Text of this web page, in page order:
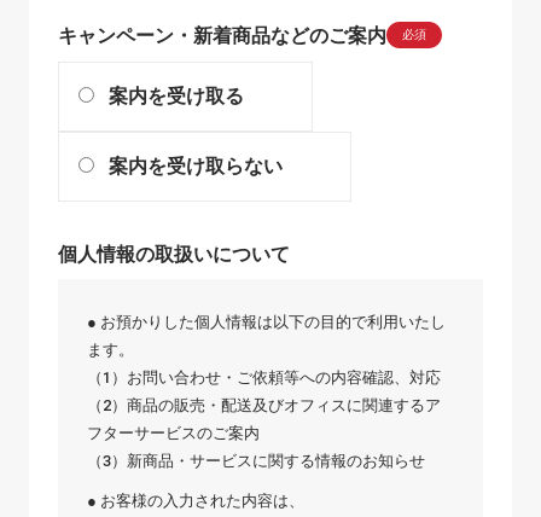
キャンペーン・新着商品などのご案内 必須
案内を受け取る
案内を受け取らない
個人情報の取扱いについて
● お預かりした個人情報は以下の目的で利用いたし
ます。
（1）お問い合わせ・ご依頼等への内容確認、対応
（2）商品の販売・配送及びオフィスに関連するア
フターサービスのご案内
（3）新商品・サービスに関する情報のお知らせ
● お客様の入力された内容は、